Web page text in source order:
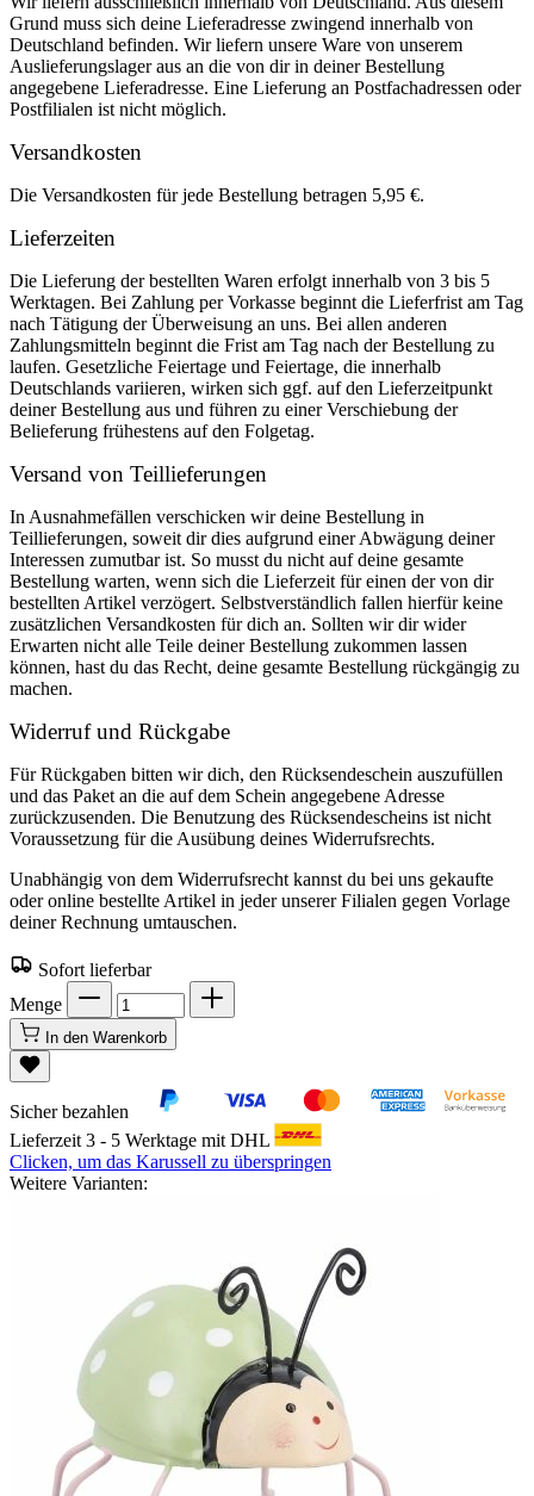
Grund muss sich deine Lieferadresse zwingend innerhalb von
Deutschland befinden. Wir liefern unsere Ware von unserem
Auslieferungslager aus an die von dir in deiner Bestellung
angegebene Lieferadresse. Eine Lieferung an Postfachadressen oder
Postfilialen ist nicht möglich.
Versandkosten
Die Versandkosten für jede Bestellung betragen 5,95 €.
Lieferzeiten
Die Lieferung der bestellten Waren erfolgt innerhalb von 3 bis 5
Werktagen. Bei Zahlung per Vorkasse beginnt die Lieferfrist am Tag
nach Tätigung der Überweisung an uns. Bei allen anderen
Zahlungsmitteln beginnt die Frist am Tag nach der Bestellung zu
laufen. Gesetzliche Feiertage und Feiertage, die innerhalb
Deutschlands variieren, wirken sich ggf. auf den Lieferzeitpunkt
deiner Bestellung aus und führen zu einer Verschiebung der
Belieferung frühestens auf den Folgetag.
Versand von Teillieferungen
In Ausnahmefällen verschicken wir deine Bestellung in
Teillieferungen, soweit dir dies aufgrund einer Abwägung deiner
Interessen zumutbar ist. So musst du nicht auf deine gesamte
Bestellung warten, wenn sich die Lieferzeit für einen der von dir
bestellten Artikel verzögert. Selbstverständlich fallen hierfür keine
zusätzlichen Versandkosten für dich an. Sollten wir dir wider
Erwarten nicht alle Teile deiner Bestellung zukommen lassen
können, hast du das Recht, deine gesamte Bestellung rückgängig zu
machen.
Widerruf und Rückgabe
Für Rückgaben bitten wir dich, den Rücksendeschein auszufüllen
und das Paket an die auf dem Schein angegebene Adresse
zurückzusenden. Die Benutzung des Rücksendescheins ist nicht
Voraussetzung für die Ausübung deines Widerrufsrechts.
Unabhängig von dem Widerrufsrecht kannst du bei uns gekaufte
oder online bestellte Artikel in jeder unserer Filialen gegen Vorlage
deiner Rechnung umtauschen.
Sofort lieferbar
Menge
In den Warenkorb
Sicher bezahlen
Lieferzeit 3 - 5 Werktage mit DHL
Clicken, um das Karussell zu überspringen
Weitere Varianten: